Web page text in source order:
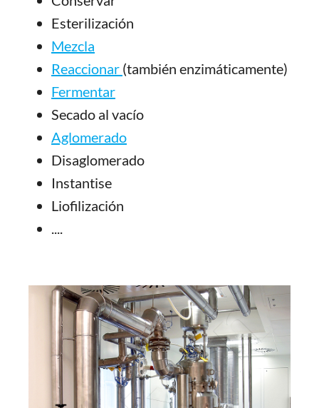
Esterilización
Mezcla
Reaccionar (también enzimáticamente)
Fermentar
Secado al vacío
Aglomerado
Disaglomerado
Instantise
Liofilización
....